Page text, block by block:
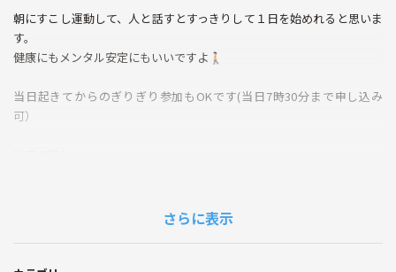
朝にすこし運動して、人と話すとすっきりして１日を始めれると思いま
す。
健康にもメンタル安定にもいいですよ🚶🏻
当日起きてからのぎりぎり参加もOKです(当日7時30分まで申し込み
可）
10:00~終了（終了後は自由です。希望者は残ってもOK）
さらに表示